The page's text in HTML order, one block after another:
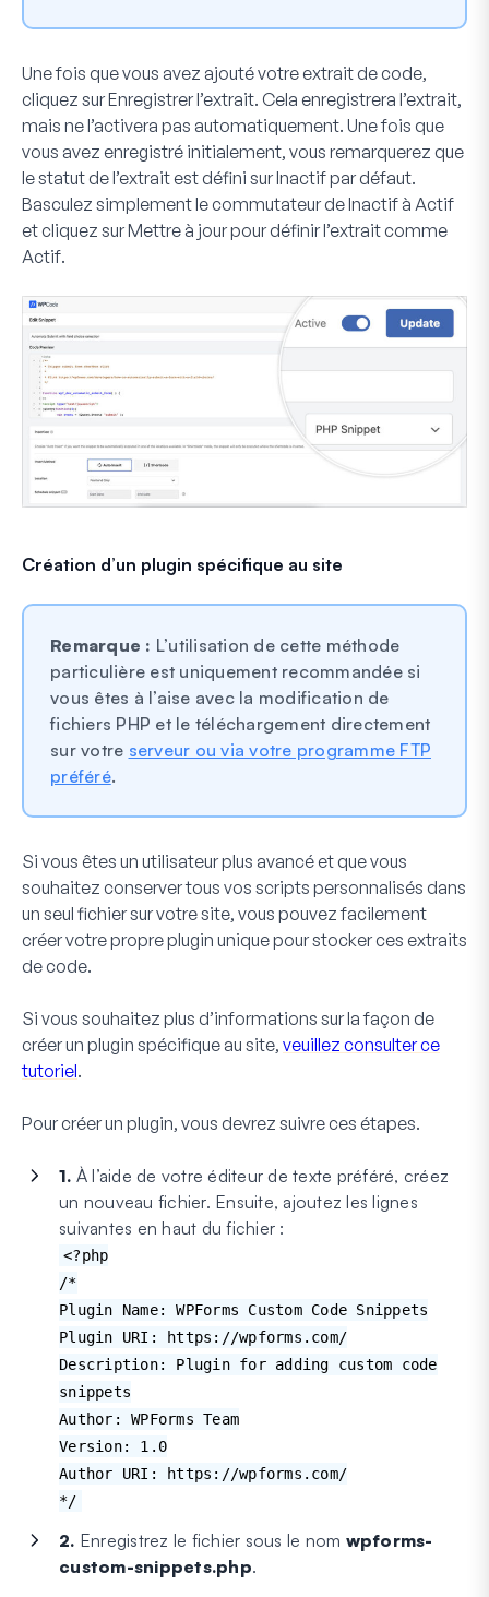
Une fois que vous avez ajouté votre extrait de code,
cliquez surEnregistrer l’extrait. Cela enregistrera l’extrait,
mais ne l’activera pas automatiquement. Une fois que
vous avez enregistré initialement, vous remarquerez que
le statut de l’extrait est défini surInactifpar défaut.
Basculez simplement le commutateur deInactifà Actif
et cliquez surMettre à jourpour définir l’extrait comme
Actif.
Création d’un plugin spécifique au site
Remarque : L’utilisation de cette méthode
particulière est uniquement recommandée si
vous êtes à l’aise avec la modification de
fichiers PHP et le téléchargement directement
sur votre serveur ou via votre programme FTP
préféré.
Si vous êtes un utilisateur plus avancé et que vous
souhaitez conserver tous vos scripts personnalisés dans
un seul fichier sur votre site, vous pouvez facilement
créer votre propre plugin unique pour stocker ces extraits
de code.
Si vous souhaitez plus d’informations sur la façon de
créer un plugin spécifique au site, veuillez consulter ce
tutoriel.
Pour créer un plugin, vous devrez suivre ces étapes.
1. À l’aide de votre éditeur de texte préféré, créez
un nouveau fichier. Ensuite, ajoutez les lignes
suivantes en haut du fichier :
<?php
/*
Plugin Name: WPForms Custom Code Snippets
Plugin URI: https://wpforms.com/
Description: Plugin for adding custom code
snippets
Author: WPForms Team
Version: 1.0
Author URI: https://wpforms.com/
*/
2. Enregistrez le fichier sous le nom wpforms-
custom-snippets.php.